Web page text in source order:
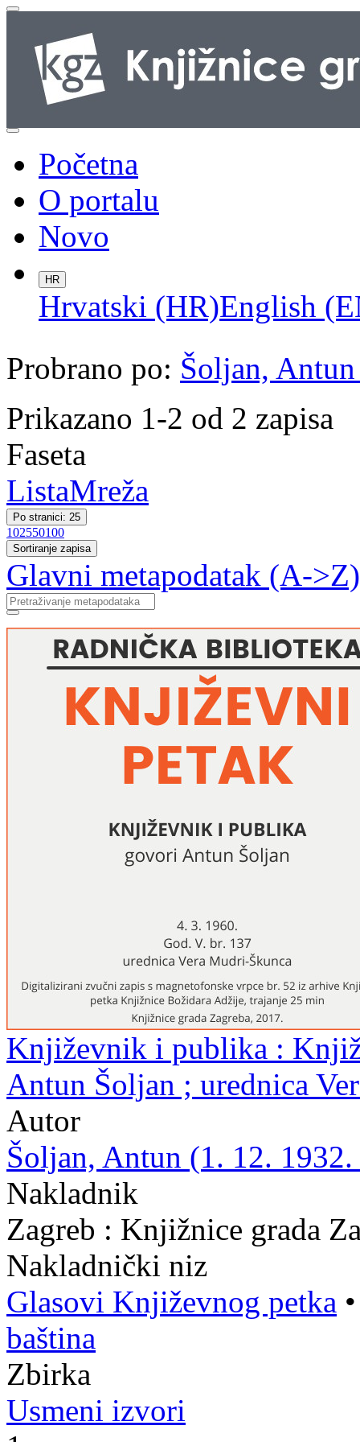
Početna
O portalu
Novo
HR
Hrvatski (HR)English
Probrano po: Šoljan,
Prikazano 1-2 od 2 zapisa
Faseta
ListaMreža
Po stranici: 25
102550100
Sortiranje zapisa
Glavni metapodatak (A->Z)
Književnik i publika :
Antun Šoljan ; urednica
Autor
Šoljan, Antun (1. 12.
Nakladnik
Zagreb : Knjižnice grada
Nakladnički niz
Glasovi Književnog petka
baština
Zbirka
Usmeni izvori